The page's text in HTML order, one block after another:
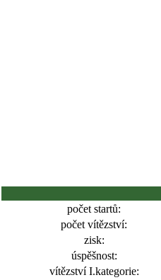
počet startů:
počet vítězství:
zisk:
úspěšnost:
vítězství I.kategorie: